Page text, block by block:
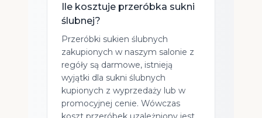
Ile kosztuje przeróbka sukni
ślubnej?
Przeróbki sukien ślubnych
zakupionych w naszym salonie z
regóły są darmowe, istnieją
wyjątki dla sukni ślubnych
kupionych z wyprzedaży lub w
promocyjnej cenie. Wówczas